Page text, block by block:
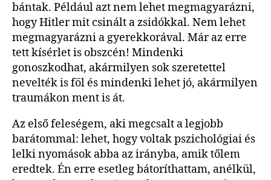
bántak. Például azt nem lehet megmagyarázni,
hogy Hitler mit csinált a zsidókkal. Nem lehet
megmagyarázni a gyerekkorával. Már az erre
tett kísérlet is obszcén! Mindenki
gonoszkodhat, akármilyen sok szeretettel
nevelték is föl és mindenki lehet jó, akármilyen
traumákon ment is át.
Az első feleségem, aki megcsalt a legjobb
barátommal: lehet, hogy voltak pszichológiai és
lelki nyomások abba az irányba, amik tőlem
eredtek. Én erre esetleg bátoríthattam, anélkül,